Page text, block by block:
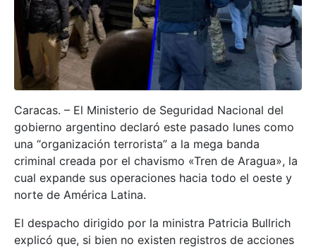
Caracas. – El Ministerio de Seguridad Nacional del
gobierno argentino declaró este pasado lunes como
una “organización terrorista” a la mega banda
criminal creada por el chavismo «Tren de Aragua», la
cual expande sus operaciones hacia todo el oeste y
norte de América Latina.
El despacho dirigido por la ministra Patricia Bullrich
explicó que, si bien no existen registros de acciones